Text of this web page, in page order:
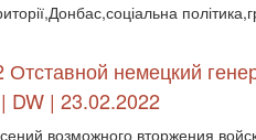
Отставной немецкий
DW | 23.02.2022
возможного вторжения